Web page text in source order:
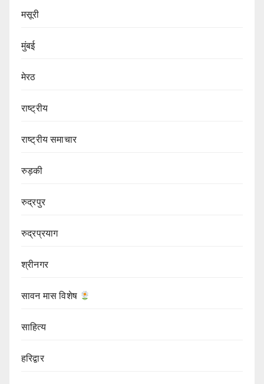
मसूरी
मुंबई
मेरठ
राष्ट्रीय
राष्ट्रीय समाचार
रुड़की
रुद्रपुर
रुद्रप्रयाग
श्रीनगर
सावन मास विशेष
साहित्य
हरिद्वार